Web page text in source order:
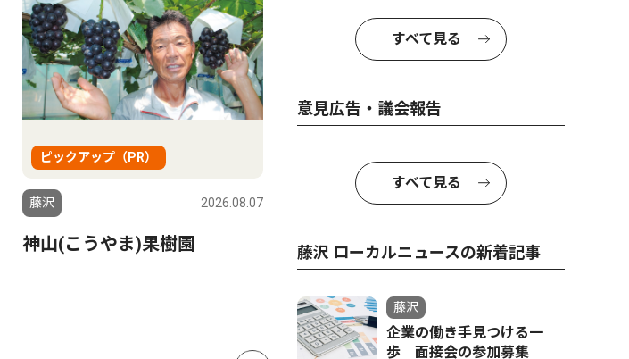
ピックアップ（PR）
藤沢 2026.08.07
神山(こうやま)果樹園
2026.08.07
アクラブ藤沢 ジュニア五
輪、目指すは頂点 ASで小中
学生6人出場
1500万
すべて見る
意見広告・議会報告
すべて見る
藤沢 ローカルニュースの新着記事
藤沢
企業の働き手見つける一
歩 面接会の参加募集